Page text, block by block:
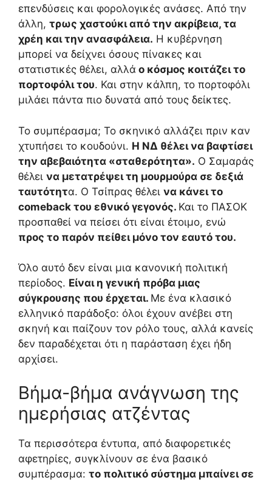
επενδύσεις και φορολογικές ανάσες. Από την
άλλη, τρως χαστούκι από την ακρίβεια, τα
χρέη και την ανασφάλεια. Η κυβέρνηση
μπορεί να δείχνει όσους πίνακες και
στατιστικές θέλει, αλλά ο κόσμος κοιτάζει το
πορτοφόλι του. Και στην κάλπη, το πορτοφόλι
μιλάει πάντα πιο δυνατά από τους δείκτες.
Το συμπέρασμα; Το σκηνικό αλλάζει πριν καν
χτυπήσει το κουδούνι. Η ΝΔ θέλει να βαφτίσει
την αβεβαιότητα «σταθερότητα». Ο Σαμαράς
θέλει να μετατρέψει τη μουρμούρα σε δεξιά
ταυτότητα. Ο Τσίπρας θέλει να κάνει το
comeback του εθνικό γεγονός. Και το ΠΑΣΟΚ
προσπαθεί να πείσει ότι είναι έτοιμο, ενώ
προς το παρόν πείθει μόνο τον εαυτό του.
Όλο αυτό δεν είναι μια κανονική πολιτική
περίοδος. Είναι η γενική πρόβα μιας
σύγκρουσης που έρχεται. Με ένα κλασικό
ελληνικό παράδοξο: όλοι έχουν ανέβει στη
σκηνή και παίζουν τον ρόλο τους, αλλά κανείς
δεν παραδέχεται ότι η παράσταση έχει ήδη
αρχίσει.
Βήμα-βήμα ανάγνωση της
ημερήσιας ατζέντας
Τα περισσότερα έντυπα, από διαφορετικές
αφετηρίες, συγκλίνουν σε ένα βασικό
συμπέρασμα: το πολιτικό σύστημα μπαίνει σε